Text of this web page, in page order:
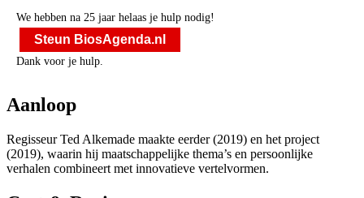
We hebben na 25 jaar helaas je hulp nodig!
Steun BiosAgenda.nl
Dank voor je hulp.
Aanloop
Regisseur Ted Alkemade maakte eerder(2019) en het project
(2019), waarin hij maatschappelijke thema’s en persoonlijke
verhalen combineert met innovatieve vertelvormen.